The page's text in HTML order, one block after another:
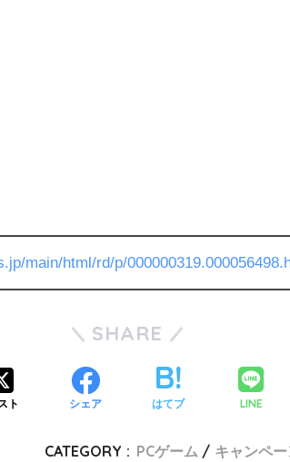
main/html/rd/p/
SHARE
ト シェア はてブ LINE
CATEGORY : PCゲーム キャンペー